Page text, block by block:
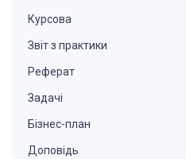
Курсова
Звіт з практики
Реферат
Задачі
Бізнес-план
Доповідь